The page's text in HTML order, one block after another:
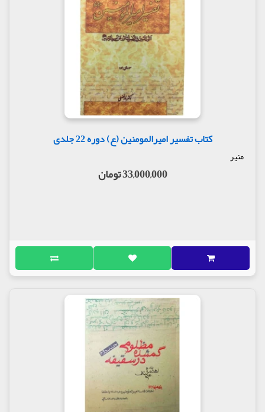
کتاب تفسیر امیرالمومنین (ع) دوره 22 جلدی
منیر
33,000,000 تومان